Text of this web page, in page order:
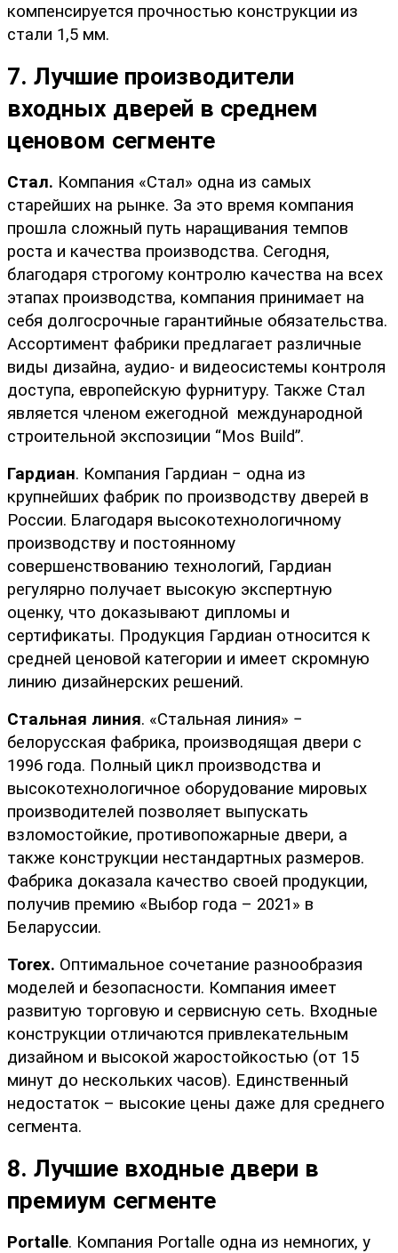
компенсируется прочностью конструкции из
стали 1,5 мм.
7. Лучшие производители
входных дверей в среднем
ценовом сегменте
Стал. Компания «Стал» одна из самых
старейших на рынке. За это время компания
прошла сложный путь наращивания темпов
роста и качества производства. Сегодня,
благодаря строгому контролю качества на всех
этапах производства, компания принимает на
себя долгосрочные гарантийные обязательства.
Ассортимент фабрики предлагает различные
виды дизайна, аудио- и видеосистемы контроля
доступа, европейскую фурнитуру. Также Стал
является членом ежегодной  международной
строительной экспозиции “Mos Build”.
Гардиан. Компания Гардиан − одна из
крупнейших фабрик по производству дверей в
России. Благодаря высокотехнологичному
производству и постоянному
совершенствованию технологий, Гардиан
регулярно получает высокую экспертную
оценку, что доказывают дипломы и
сертификаты. Продукция Гардиан относится к
средней ценовой категории и имеет скромную
линию дизайнерских решений.
Стальная линия. «Стальная линия» −
белорусская фабрика, производящая двери с
1996 года. Полный цикл производства и
высокотехнологичное оборудование мировых
производителей позволяет выпускать
взломостойкие, противопожарные двери, а
также конструкции нестандартных размеров.
Фабрика доказала качество своей продукции,
получив премию «Выбор года – 2021» в
Беларуссии.
Torex. Оптимальное сочетание разнообразия
моделей и безопасности. Компания имеет
развитую торговую и сервисную сеть. Входные
конструкции отличаются привлекательным
дизайном и высокой жаростойкостью (от 15
минут до нескольких часов). Единственный
недостаток – высокие цены даже для среднего
сегмента.
8. Лучшие входные двери в
премиум сегменте
Portalle. Компания Portalle одна из немногих, у